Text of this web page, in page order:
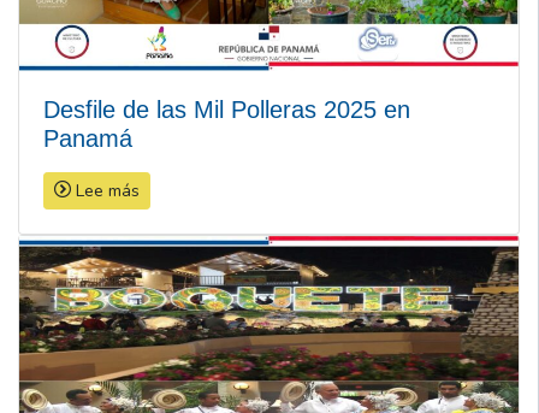
Desfile de las Mil Polleras 2025 en
Panamá
Lee más